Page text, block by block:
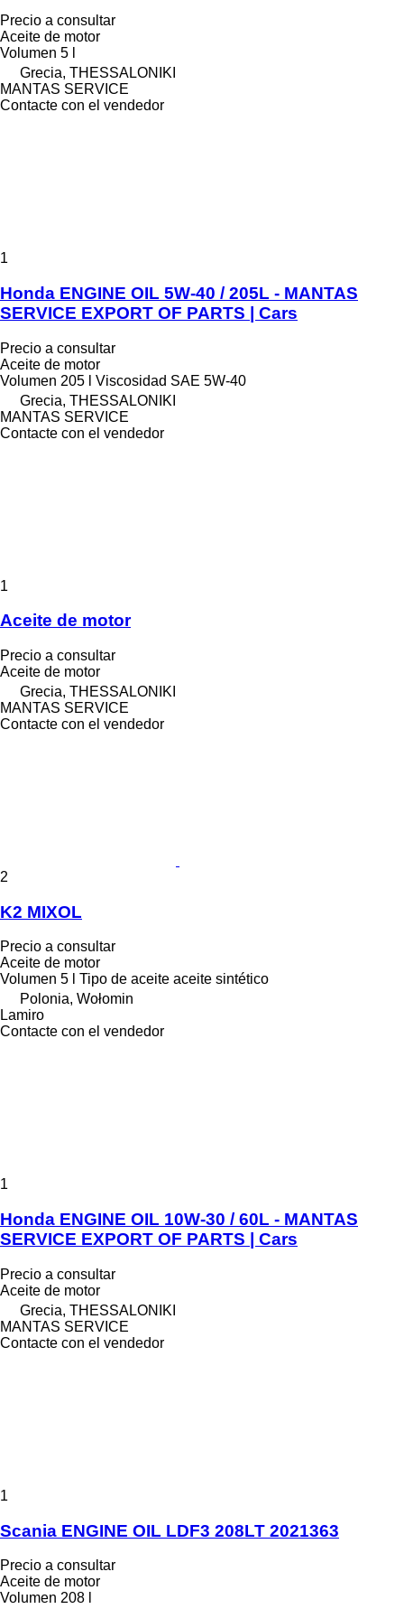
Precio a consultar
Aceite de motor
Volumen 5 l
Grecia, THESSALONIKI
MANTAS SERVICE
Contacte con el vendedor
1
Honda ENGINE OIL 5W-40 / 205L - MANTAS
SERVICE EXPORT OF PARTS | Cars
Precio a consultar
Aceite de motor
Volumen 205 l Viscosidad SAE 5W-40
Grecia, THESSALONIKI
MANTAS SERVICE
Contacte con el vendedor
1
Aceite de motor
Precio a consultar
Aceite de motor
Grecia, THESSALONIKI
MANTAS SERVICE
Contacte con el vendedor
2
K2 MIXOL
Precio a consultar
Aceite de motor
Volumen 5 l Tipo de aceite aceite sintético
Polonia, Wołomin
Lamiro
Contacte con el vendedor
1
Honda ENGINE OIL 10W-30 / 60L - MANTAS
SERVICE EXPORT OF PARTS | Cars
Precio a consultar
Aceite de motor
Grecia, THESSALONIKI
MANTAS SERVICE
Contacte con el vendedor
1
Scania ENGINE OIL LDF3 208LT 2021363
Precio a consultar
Aceite de motor
Volumen 208 l